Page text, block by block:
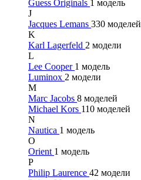
Guess Originals 1 модель
J
Jacques Lemans 330 моделей
K
Karl Lagerfeld 2 модели
L
Lee Cooper 1 модель
Luminox 2 модели
M
Marc Jacobs 8 моделей
Michael Kors 110 моделей
N
Nautica 1 модель
O
Orient 1 модель
P
Philip Laurence 42 модели